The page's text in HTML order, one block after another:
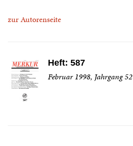
zur Autorenseite
Heft: 587
Februar 1998, Jahrgang 52